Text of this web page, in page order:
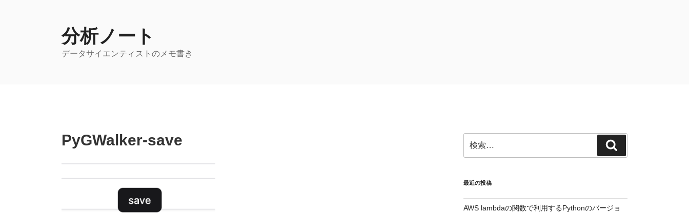
分析ノート
データサイエンティストのメモ書き
PyGWalker-save
索:
索
最近の投稿
AWS lambdaの関数で利用するPythonのバージョ